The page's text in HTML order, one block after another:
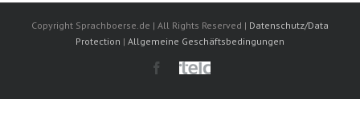
Copyright Sprachboerse.de | All Rights Reserved | Datenschutz/Data
Protection | Allgemeine Geschäftsbedingungen